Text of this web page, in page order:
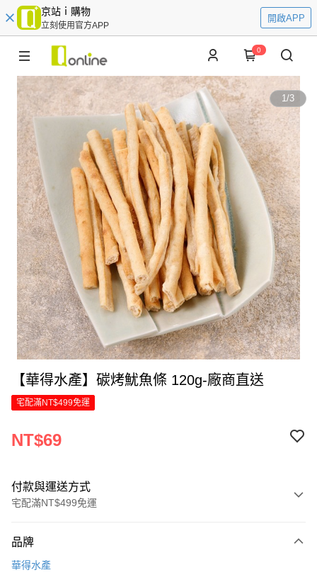
京站ｉ購物
立刻使用官方APP
開啟APP
0
1/3
【華得水產】碳烤魷魚條 120g-廠商直送
宅配滿NT$499免運
NT$69
付款與運送方式
宅配滿NT$499免運
信用卡一次付款
品牌
華得水產